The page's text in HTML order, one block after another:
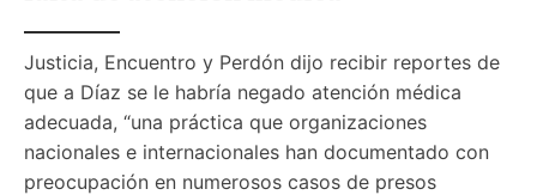
Justicia, Encuentro y Perdón dijo recibir reportes de
que a Díaz se le habría negado atención médica
adecuada, “una práctica que organizaciones
nacionales e internacionales han documentado con
preocupación en numerosos casos de presos